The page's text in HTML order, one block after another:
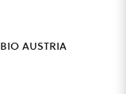
bio austria